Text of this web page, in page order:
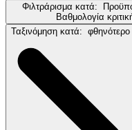
Φιλτράρισμα κατά:
Βαθμολογία
Ταξινόμηση κατά: φθηνότερο